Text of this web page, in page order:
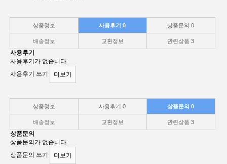
상품정보 사용후기0 상품문의0
배송정보 교환정보 관련상품3
사용후기
사용후기가 없습니다.
사용후기 쓰기
더보기
상품정보 사용후기0 상품문의0
배송정보 교환정보 관련상품3
상품문의
상품문의가 없습니다.
상품문의 쓰기
더보기